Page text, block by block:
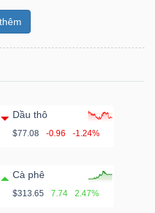
Dầu thô
$77.08 -0.96 -1.24%
Cà phê
$313.65 7.74 2.47%